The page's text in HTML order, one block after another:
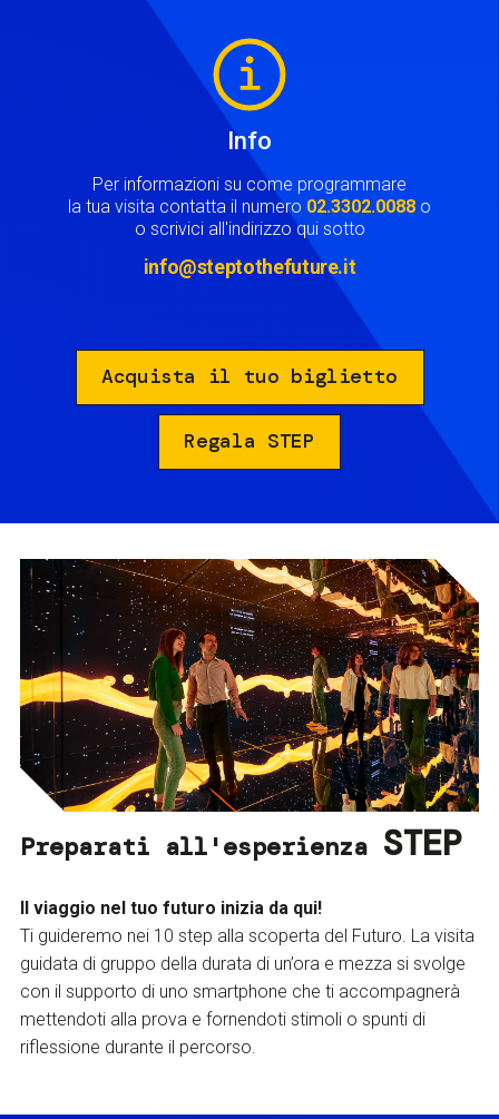
Info
Per informazioni su come programmare
la tua visita contatta il numero 02.3302.0088 o
o scrivici all'indirizzo qui sotto
info@steptothefuture.it
Acquista il tuo biglietto
Regala STEP
Preparati all'esperienza STEP
Il viaggio nel tuo futuro inizia da qui!
Ti guideremo nei 10 step alla scoperta del Futuro. La visita
guidata di gruppo della durata di un’ora e mezza si svolge
con il supporto di uno smartphone che ti accompagnerà
mettendoti alla prova e fornendoti stimoli o spunti di
riflessione durante il percorso.